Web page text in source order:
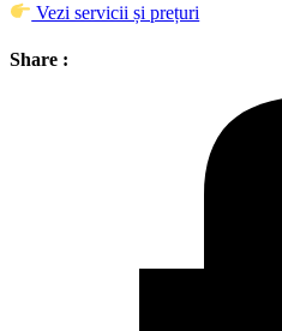
Vezi servicii și prețuri
Share :